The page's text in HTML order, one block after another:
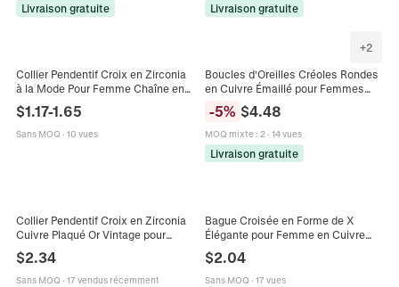
Livraison gratuite Livraison gratuite
Collier Pendentif Croix en Zirconia
à la Mode Pour Femme Chaîne en
Cuivre Plaqué Or Argent Colliers
Religieux avec Strass Incrustés
Bijoux Cadeau
$1.17-1.65
Sans MOQ · 10 vues
+2
Boucles d'Oreilles Créoles Rondes
en Cuivre Émaillé pour Femmes
Plaqué Or Motif Géométrique Grille
Zirconia Cadeau Bijoux
-5% $4.48
MOQ mixte: 2· 14 vues
Livraison gratuite
Collier Pendentif Croix en Zirconia
Cuivre Plaqué Or Vintage pour
Charme Religieux Bijoux de Mode
$2.34
Sans MOQ · 17 vendus récemment
Bague Croisée en Forme de X
Élégante pour Femme en Cuivre
de Mariage Fiançailles Graduation
$2.04
Sans MOQ · 17 vues